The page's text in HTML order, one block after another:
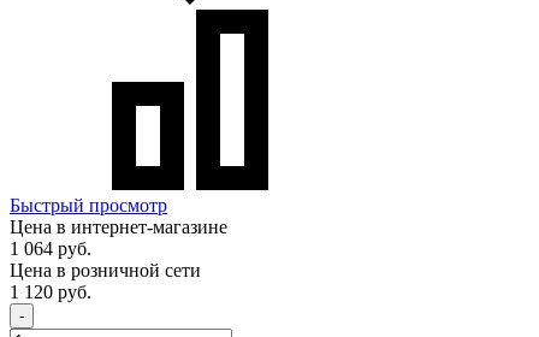
Быстрый просмотр
Цена в интернет-магазине
1 064 руб.
Цена в розничной сети
1 120 руб.
-